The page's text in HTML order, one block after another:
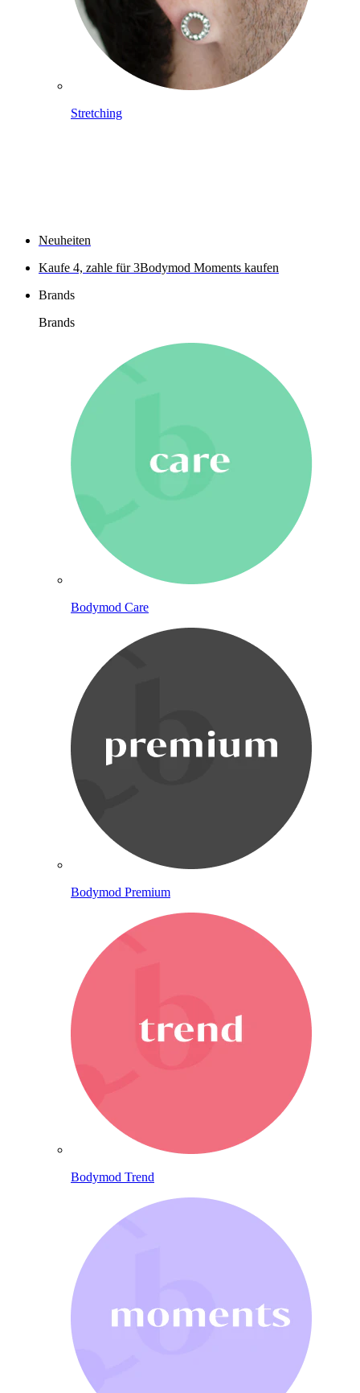
Stretching
Neuheiten
Kaufe 4, zahle für 3Bodymod Moments kaufen
Brands
Brands
Bodymod Care
Bodymod Premium
Bodymod Trend